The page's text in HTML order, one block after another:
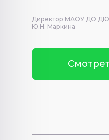
Директор МАОУ ДО
Ю.Н. Маркина